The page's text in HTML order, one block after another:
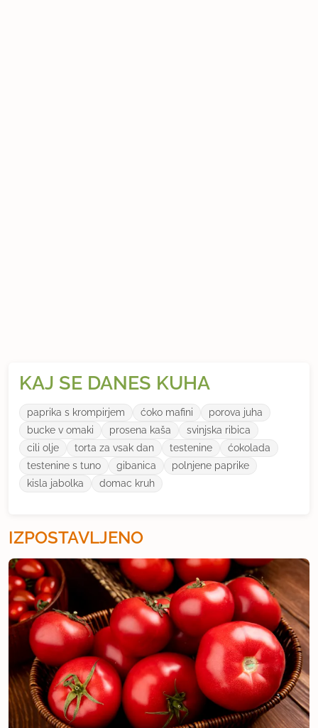
KAJ SE DANES KUHA
paprika s krompirjem ćoko mafini
porova juha
bucke v omaki
prosena kaša
svinjska ribica
cili olje
torta za vsak dan testenine
ćokolada
testenine s tuno
gibanica
polnjene paprike
kisla jabolka
domac kruh
IZPOSTAVLJENO